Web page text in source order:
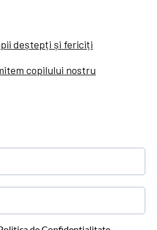
deștepți și fericiți
copilului nostru